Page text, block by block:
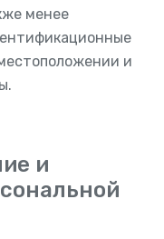
менее
и
и